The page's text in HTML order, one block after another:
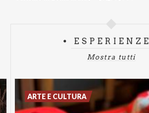
ESPERIENZE
Mostra tutti
ARTE E CULTURA